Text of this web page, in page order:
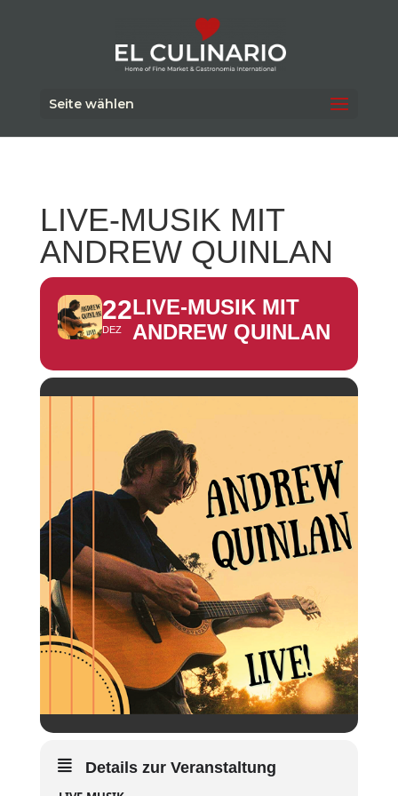
Seite wählen
LIVE-MUSIK MIT
ANDREW QUINLAN
22
DEZ
LIVE-MUSIK MIT
ANDREW QUINLAN
Details zur Veranstaltung